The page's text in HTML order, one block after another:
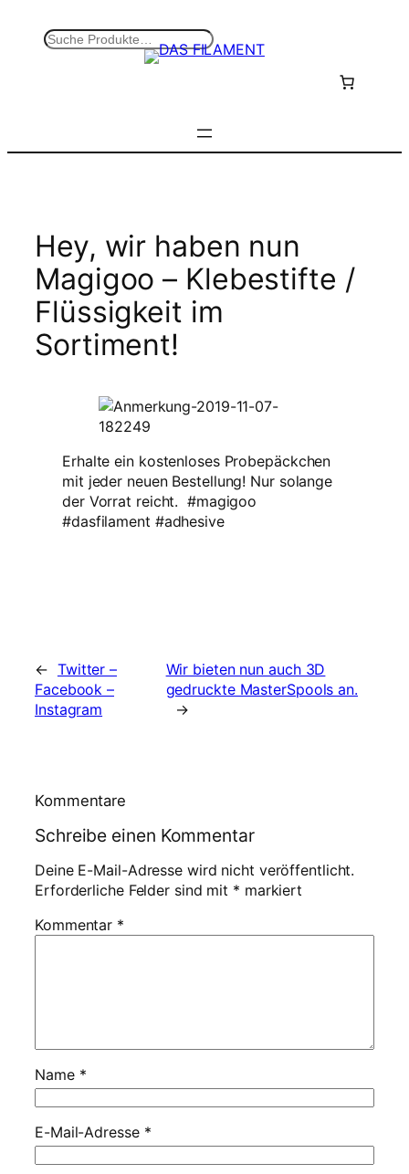
S
Hey, wir haben nun
Magigoo – Klebestifte /
Flüssigkeit im
Sortiment!
Erhalte ein kostenloses Probepäckchen
mit jeder neuen Bestellung! Nur solange
der Vorrat reicht. #magigoo
#dasfilament #adhesive
← Twitter –
Facebook –
Instagram
Wir bieten nun auch 3D
gedruckte MasterSpools an.
→
Kommentare
Schreibe einen Kommentar
Deine E-Mail-Adresse wird nicht veröffentlicht.
Erforderliche Felder sind mit * markiert
Kommentar *
Name *
E-Mail-Adresse *